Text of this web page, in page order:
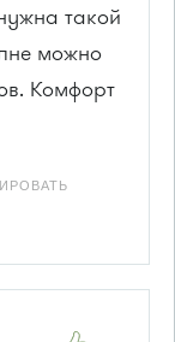
такой
можно
Комфорт